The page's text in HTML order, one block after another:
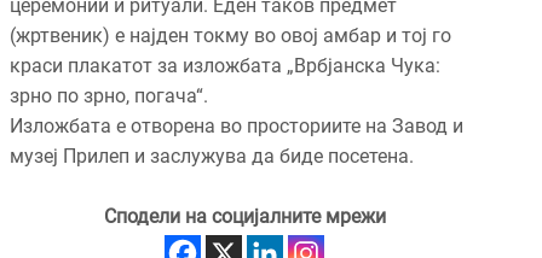
церемонии и ритуали. Еден таков предмет
(жртвеник) е најден токму во овој амбар и тој го
краси плакатот за изложбата „Врбјанска Чука:
зрно по зрно, погача“.
Изложбата е отворена во просториите на Завод и
музеј Прилеп и заслужува да биде посетена.
Сподели на социјалните мрежи